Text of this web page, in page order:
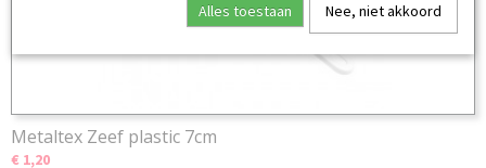
Metaltex Zeef plastic 7cm
€ 1,20
Alles toestaan Nee, niet akkoord